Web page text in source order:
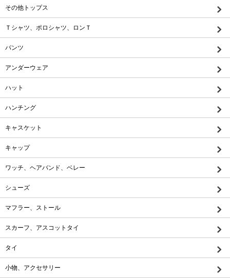
その他トップス
Ｔシャツ、ポロシャツ、ロンＴ
パンツ
アンダーウェア
ハット
ハンチング
キャスケット
キャップ
ワッチ、ヘアバンド、ベレー
シューズ
マフラー、ストール
スカーフ、アスコットタイ
タイ
小物、アクセサリー